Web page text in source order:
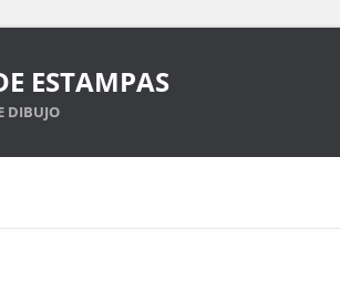
ESTAMPAS
DIBUJO